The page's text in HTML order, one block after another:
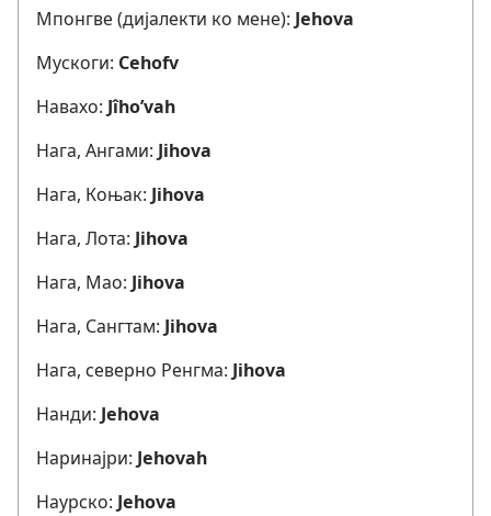
Мпонгве (дијалекти ко мене): Jehova
Мускоги: Cehofv
Навахо: Jîho’vah
Нага, Ангами: Jihova
Нага, Коњак: Jihova
Нага, Лота: Jihova
Нага, Мао: Jihova
Нага, Сангтам: Jihova
Нага, северно Ренгма: Jihova
Нанди: Jehova
Наринајри: Jehovah
Наурско: Jehova